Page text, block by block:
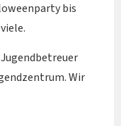
bis
Wir